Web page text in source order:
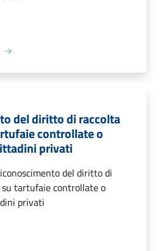
del diritto di raccolta
controllate o
privati
del diritto di
tartufaie controllate o
privati